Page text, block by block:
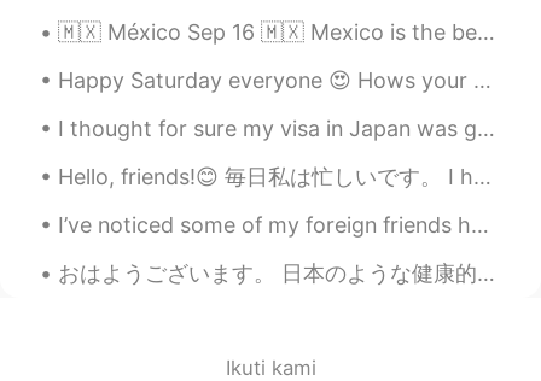
めっちゃ関西弁やん🙆‍♂️
Masami Uesugi 2020.08.15 00:31
EN
😆
itsuki 2020.08.15 00:27
JP
🇲🇽 México Sep 16 🇲🇽 Mexico is the best place to be on September 16, Mexican Independence Day. Th...
Happy Saturday everyone 😍 Hows your day so far? I hope everyone is fine and healthy 😊 I will try...
I thought for sure my visa in Japan was going to expire this week! Traveling is hard. People neve...
Hello, friends!😊 毎日私は忙しいです。 I have been very busy lately with school and my family. I hope all ...
I’ve noticed some of my foreign friends have been a little confused on our education system in th...
おはようございます。 日本のような健康的な朝ごはんではないっすけどたまにこれはいいっしょ？😂😂. パスタは作りやすいしpizza も温めるだけ。 Even though it's not he...
Ikuti kami